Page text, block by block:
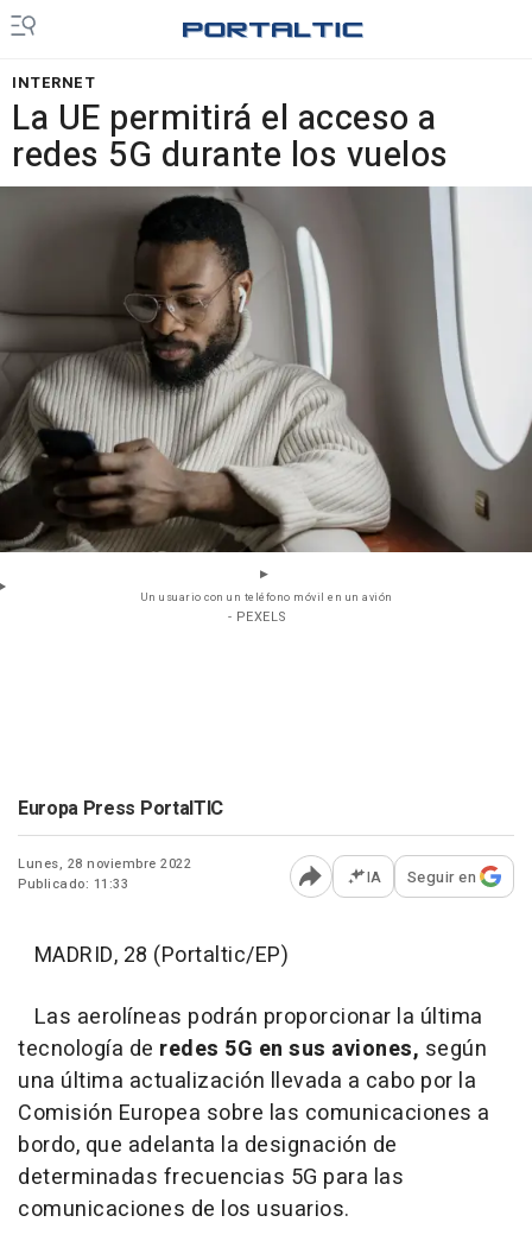
INTERNET
La UE permitirá el acceso a
redes 5G durante los vuelos
Un usuario con un teléfono móvil en un avión
- PEXELS
Europa Press PortalTIC
Lunes, 28 noviembre 2022
Publicado: 11:33
Abrir opciones para
IA Seguir en
MADRID, 28 (Portaltic/EP)
Las aerolíneas podrán proporcionar la última
tecnología de redes 5G en sus aviones, según
una última actualización llevada a cabo por la
Comisión Europea sobre las comunicaciones a
bordo, que adelanta la designación de
determinadas frecuencias 5G para las
comunicaciones de los usuarios.